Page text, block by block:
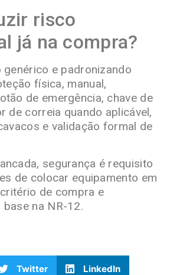
risco
já na compra?
genérico e padronizando
física, manual,
de emergência, chave de
de correia quando aplicável,
e validação formal de
segurança é requisito
de colocar equipamento em
de compra e
na NR-12.
Twitter LinkedIn